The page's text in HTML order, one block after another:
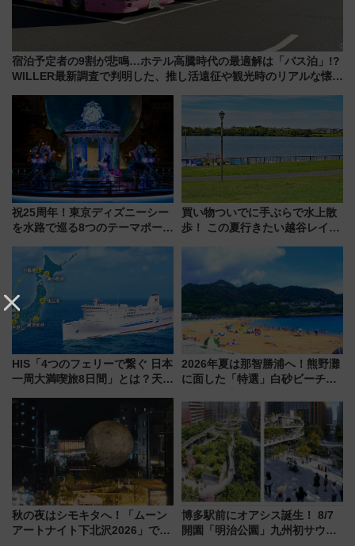
宿泊予定者の9割が悲鳴…ホテル高騰時代の最適解は「バス泊」!?
WILLER最新調査で判明した、推し活遠征や観光時のリアルな懐事
祝25周年！東京ディズニーシー
を水路で巡る8つのテーマポート
買い物ついでに手ぶらで水上散
歩！ この夏行きたい越谷レイク
ア「LAKESIDE PARK」（埼玉
県越谷市）
HIS「4つのフェリーで繋ぐ 日本
一周大満喫旅8日間」とは？天橋
の絶景＆限定グルメを網羅！煩
雑な手続きも不要でお手軽に楽
しめるプランが登場
2026年夏は那智勝浦へ！熊野灘
に面した「特選」白砂ビーチは
会」は8月11日開催！
秋の夜はシモキタへ！「ムーン
アートナイト下北沢2026」でイ
博多駅前にオアシス誕生！ 8/7
開園「明治公園」九州初サウナ